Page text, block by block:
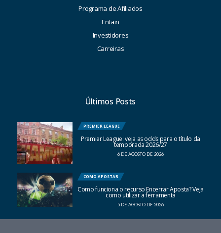
Programa de Afiliados
Entain
Investidores
Carreiras
Últimos Posts
PREMIER LEAGUE
Premier League: veja as odds para o título da
temporada 2026/27
6 DE AGOSTO DE 2026
COMO APOSTAR
Como funciona o recurso Encerrar Aposta? Veja
como utilizar a ferramenta
5 DE AGOSTO DE 2026